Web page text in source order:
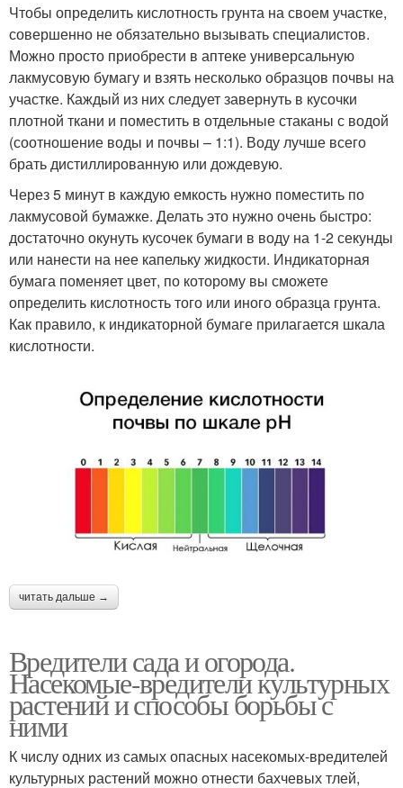
Чтобы определить кислотность грунта на своем участке,
совершенно не обязательно вызывать специалистов.
Можно просто приобрести в аптеке универсальную
лакмусовую бумагу и взять несколько образцов почвы на
участке. Каждый из них следует завернуть в кусочки
плотной ткани и поместить в отдельные стаканы с водой
(соотношение воды и почвы – 1:1). Воду лучше всего
брать дистиллированную или дождевую.
Через 5 минут в каждую емкость нужно поместить по
лакмусовой бумажке. Делать это нужно очень быстро:
достаточно окунуть кусочек бумаги в воду на 1-2 секунды
или нанести на нее капельку жидкости. Индикаторная
бумага поменяет цвет, по которому вы сможете
определить кислотность того или иного образца грунта.
Как правило, к индикаторной бумаге прилагается шкала
кислотности.
читать дальше →
Вредители сада и огорода.
Насекомые-вредители культурных
растений и способы борьбы с
ними
К числу одних из самых опасных насекомых-вредителей
культурных растений можно отнести бахчевых тлей,